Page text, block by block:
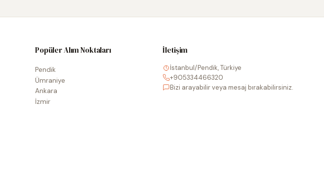
Popüler Alım Noktaları
Pendik
Ümraniye
Ankara
İzmir
İletişim
İstanbul/Pendik, Türkiye
+905334466320
Bizi arayabilir veya mesaj bırakabilirsiniz.